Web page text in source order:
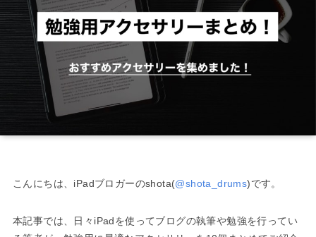
こんにちは、iPadブロガーのshota(@shota_drums)です。
本記事では、日々iPadを使ってブログの執筆や勉強を行ってい